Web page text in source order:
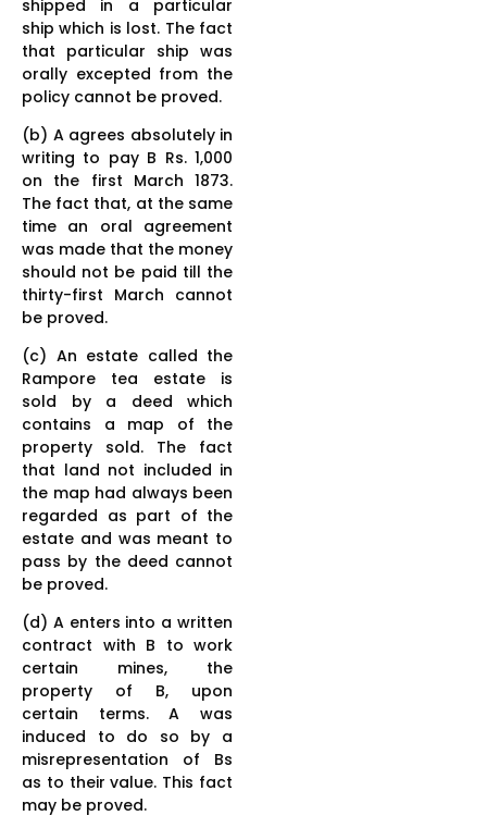
shipped in a particular
ship which is lost. The fact
that particular ship was
orally excepted from the
policy cannot be proved.
(b) A agrees absolutely in
writing to pay B Rs. 1,000
on the first March 1873.
The fact that, at the same
time an oral agreement
was made that the money
should not be paid till the
thirty-first March cannot
be proved.
(c) An estate called the
Rampore tea estate is
sold by a deed which
contains a map of the
property sold. The fact
that land not included in
the map had always been
regarded as part of the
estate and was meant to
pass by the deed cannot
be proved.
(d) A enters into a written
contract with B to work
certain mines, the
property of B, upon
certain terms. A was
induced to do so by a
misrepresentation of Bs
as to their value. This fact
may be proved.